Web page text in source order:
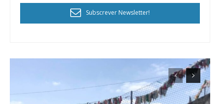
Subscrever Newsletter!